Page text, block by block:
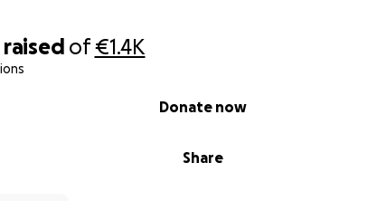
raised of€1.4K
Share
Donate now